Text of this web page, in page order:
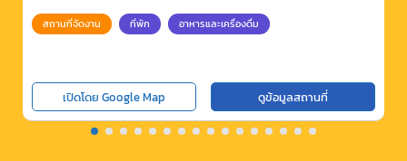
สถานที่จัดงาน ที่พัก อาหารและเครื่องดื่ม
เปิดโดย Google Map ดูข้อมูลสถานที่